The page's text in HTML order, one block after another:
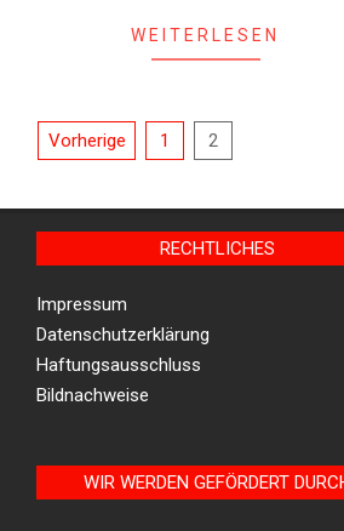
WEITERLESEN
Seitennummerierung
Beiträge
Vorherige 1 2
RECHTLICHES
Impressum
Datenschutzerklärung
Haftungsausschluss
Bildnachweise
WIR WERDEN GEFÖRDERT